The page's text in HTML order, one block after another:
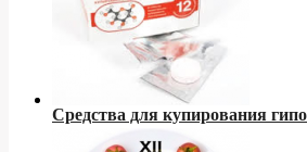
Средства для купирования